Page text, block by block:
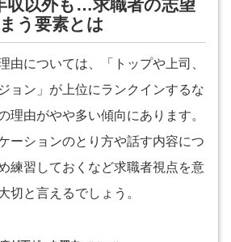
収以外も…求職者の志望
う要素とは
由については、「トップや上司、
ョン」が上位にランクインするな
理由がやや多い傾向にあります。
ーションのとり方や話す内容につ
練習しておくなど求職者視点を意
切と言えるでしょう。